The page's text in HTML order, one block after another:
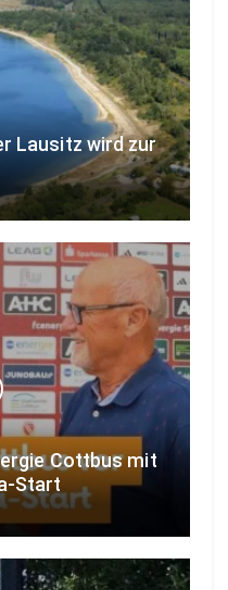
Lausitz wird zur
Cottbus mit
Start